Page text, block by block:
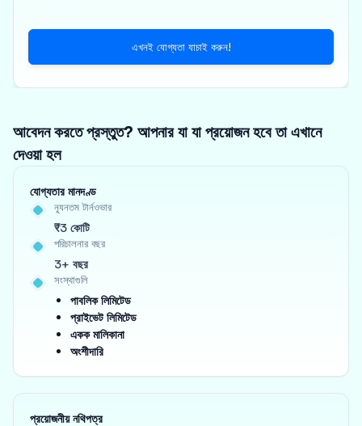
এখনই যোগ্যতা যাচাই করুন!
আবেদন করতে প্রস্তুত? আপনার যা যা প্রয়োজন হবে তা এখানে
দেওয়া হল
যোগ্যতার মানদণ্ড
ন্যূনতম টার্নওভার
₹3 কোটি
পরিচালনার বছর
3+ বছর
সংস্থাগুলি
পাবলিক লিমিটেড
প্রাইভেট লিমিটেড
একক মালিকানা
অংশীদারি
প্রয়োজনীয় নথিপত্র